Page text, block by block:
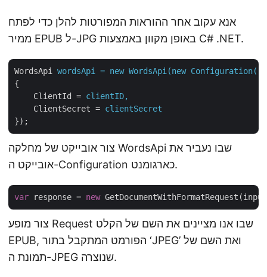
אנא עקוב אחר ההוראות המפורטות להלן כדי לפתח
ממיר EPUB ל-JPG באופן מקוון באמצעות C# .NET.
WordsApi
wordsApi = new WordsApi(new Configuration()
{
ClientId
= clientID,
ClientSecret = clientSecret
});
צור אובייקט של מחלקה WordsApi שבו נעביר את
אובייקט ה-Configuration כארגומנט.
var response = new
צור מופע Request שבו אנו מציינים את השם של הקלט
EPUB, הפורמט המתקבל בתור ‘JPEG’ ואת השם של
תמונת ה-JPEG שנוצרה.